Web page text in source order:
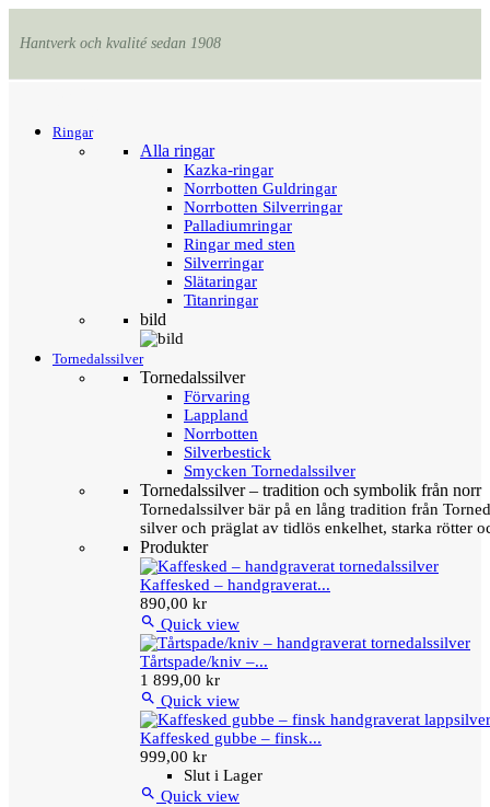
Hantverk och kvalité sedan 1908
Ringar
Alla ringar
Kazka-ringar
Norrbotten Guldringar
Norrbotten Silverringar
Palladiumringar
Ringar med sten
Silverringar
Slätaringar
Titanringar
bild
Tornedalssilver
Tornedalssilver
Förvaring
Lappland
Norrbotten
Silverbestick
Smycken Tornedalssilver
Tornedalssilver – tradition och symbolik från norr
Tornedalssilver bär på en lång tradition från
silver och präglat av tidlös enkelhet, starka rötter
Produkter
Kaffesked – handgraverat...
890,00 kr
 Quick view
Tårtspade/kniv –...
1 899,00 kr
 Quick view
Kaffesked gubbe – finsk...
999,00 kr
Slut i Lager
 Quick view